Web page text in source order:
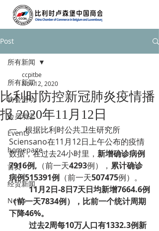
Post
所有新闻
协会活动
会员动态
Events
homepage
首页
经贸新闻
News
所有新闻
比利时防控新冠肺炎疫情播
报 2020年11月12日
ccpitbe
Nov 12, 2020
一、根据比利时公共卫生研究所
Sciensano在11月12日上午公布的疫情
数据，在过去24小时里， 新增确诊病例
7916例, （前一天4293例）， 累计确诊
病例515391例 （前一天507475例）。
11月2日-8日7天日均新增7664.6例
（前一天7834例），比前一个统计周期
下降46%。
­过去2周每10万人口有1332.3例新